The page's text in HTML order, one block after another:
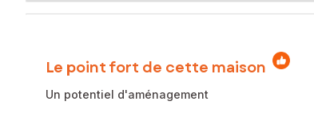
Le point fort de cette maison
Un potentiel d'aménagement